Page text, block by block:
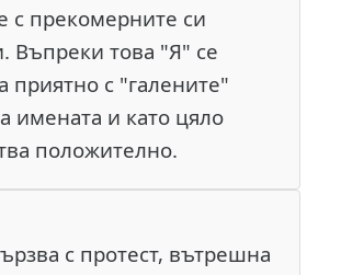
с прекомерните си
Въпреки това "Я" се
приятно с "галените"
имената и като цяло
положително.
с протест, вътрешна